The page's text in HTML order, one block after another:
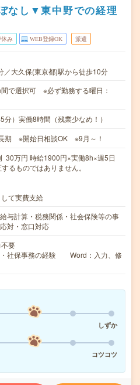
なし▼東中野での経理
休み WEB登録OK 派遣
／大久保(東京都)駅から徒歩10分
で選択可 ※必ず勤務する曜日：
）実働8時間（残業少なめ！）
期 ※開始日相談OK ※9月～！
万円 時給1900円×実働8h×週5日
るものではありません。
て実費支給
与計算・税務関係・社会保険等の事
対・窓口対応
要
・社保事務の経験 Word：入力、修
しずか
コツコツ